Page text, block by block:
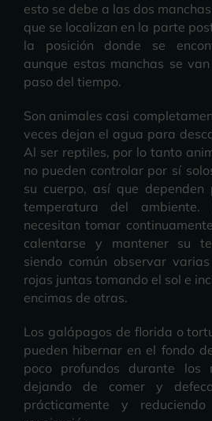
esto se debe a las dos
que se localizan en la parte
la posición donde se
aunque estas manchas se
paso del tiempo.
Son animales casi
veces dejan el agua para
Al ser reptiles, por lo tanto
no pueden controlar por sí
su cuerpo, así que
temperatura del
necesitan tomar
calentarse y mantener su
siendo común observar
rojas juntas tomando el sol e
encimas de otras.
Los galápagos de florida o
pueden hibernar en el fondo
poco profundos durante los
dejando de comer y
prácticamente y